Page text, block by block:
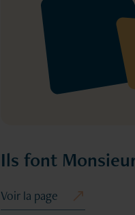
Ils font
Voir la page